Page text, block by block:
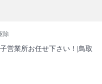
除
営業所お任せ下さい！|鳥取